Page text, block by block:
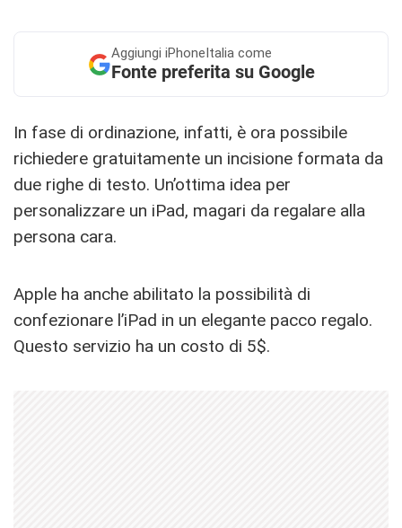
Aggiungi iPhoneItalia come
Fonte preferita su Google
In fase di ordinazione, infatti, è ora possibile
richiedere gratuitamente un incisione formata da
due righe di testo. Un’ottima idea per
personalizzare un iPad, magari da regalare alla
persona cara.
Apple ha anche abilitato la possibilità di
confezionare l’iPad in un elegante pacco regalo.
Questo servizio ha un costo di 5$.